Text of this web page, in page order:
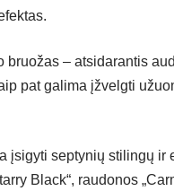
bruožas – atsidarantis
pat galima įžvelgti
įsigyti septynių stilingų
Black“, raudonos